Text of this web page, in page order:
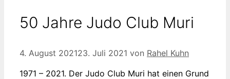
50 Jahre Judo Club Muri
4. August 202123. Juli 2021 von Rahel Kuhn
1971 – 2021. Der Judo Club Muri hat einen Grund